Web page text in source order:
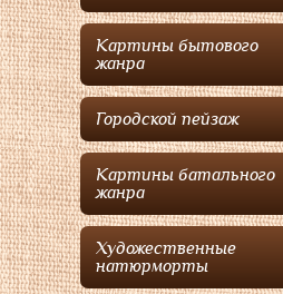
Картины бытового
жанра
Городской пейзаж
Картины батального
жанра
Художественные
натюрморты